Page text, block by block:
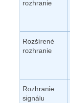
rozhranie
Rozšírené
rozhranie
Rozhranie
signálu